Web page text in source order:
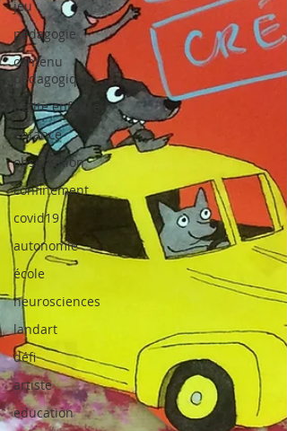
jeu
pédagogie
contenu
pedagogique
petite enfance
enfance
observation
confinement
covid19
autonomie
école
neurosciences
landart
défi
artiste
education